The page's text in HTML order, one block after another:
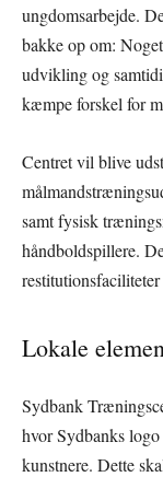
ungdomsarbejde.
bakke op om:
udvikling og
kæmpe forskel for
Centret vil blive
samt fysisk
håndboldspillere.
Lokale
Sydbank
hvor Sydbanks
kunstnere. Dette